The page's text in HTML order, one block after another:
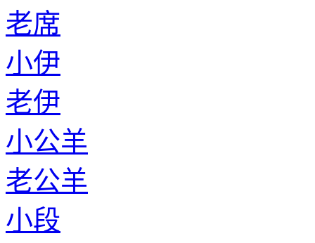
老席
小伊
老伊
小公羊
老公羊
小段